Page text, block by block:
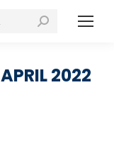
APRIL 2022